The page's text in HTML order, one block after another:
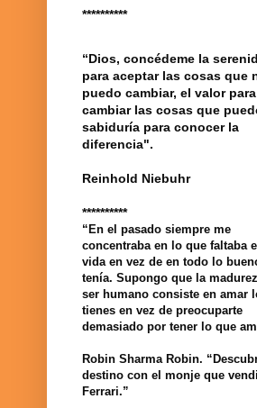
**********
“Dios, concédeme la
para aceptar las cosas que
puedo cambiar, el valor para
cambiar las cosas que
sabiduría para conocer la
diferencia".
Reinhold Niebuhr
**********
“En el pasado siempre me
concentraba en lo que faltaba
vida en vez de en todo lo
tenía. Supongo que la
ser humano consiste en amar
tienes en vez de preocuparte
demasiado por tener lo que
Robin Sharma Robin.
destino con el monje que
Ferrari.”